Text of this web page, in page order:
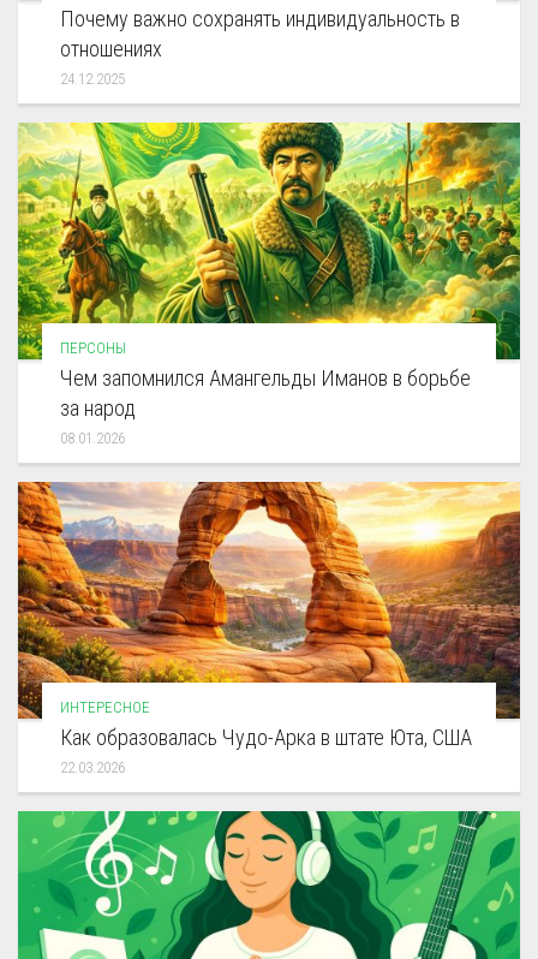
Почему важно сохранять индивидуальность в
отношениях
24.12.2025
ПЕРСОНЫ
Чем запомнился Амангельды Иманов в борьбе
за народ
08.01.2026
ИНТЕРЕСНОЕ
Как образовалась Чудо-Арка в штате Юта, США
22.03.2026